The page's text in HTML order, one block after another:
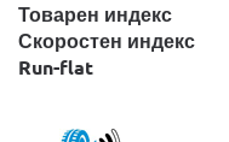
Товарен индекс
Скоростен индекс
Run-flat